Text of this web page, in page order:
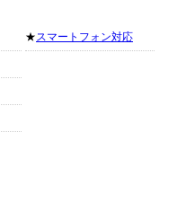
★スマートフォン対応